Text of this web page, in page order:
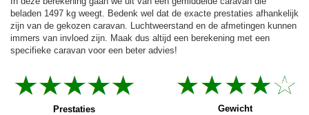
beladen 1497 kg weegt. Bedenk wel dat de exacte prestaties afhankelijk
zijn van de gekozen caravan. Luchtweerstand en de afmetingen kunnen
immers van invloed zijn. Maak dus altijd een berekening met een
specifieke caravan voor een beter advies!
Prestaties Gewicht